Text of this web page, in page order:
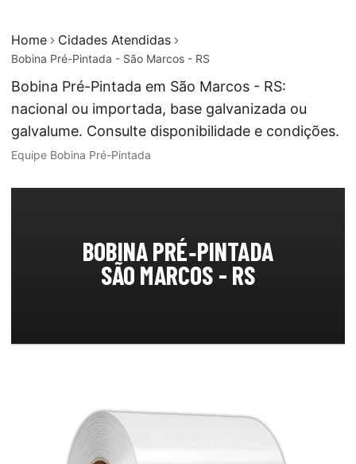
Home Cidades Atendidas
Bobina Pré-Pintada - São Marcos - RS
Bobina Pré-Pintada em São Marcos - RS:
nacional ou importada, base galvanizada ou
galvalume. Consulte disponibilidade e condições.
Equipe Bobina Pré-Pintada
BOBINA PRÉ‑PINTADA
SÃO MARCOS - RS